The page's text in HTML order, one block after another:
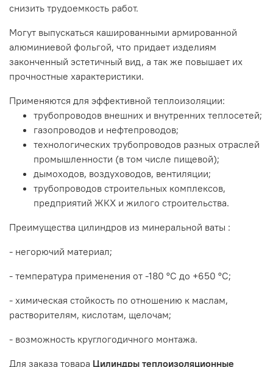
снизить трудоемкость работ.
Могут выпускаться кашированными армированной
алюминиевой фольгой, что придает изделиям
законченный эстетичный вид, а так же повышает их
прочностные характеристики.
Применяются для эффективной теплоизоляции:
трубопроводов внешних и внутренних теплосетей;
газопроводов и нефтепроводов;
технологических трубопроводов разных отраслей
промышленности (в том числе пищевой);
дымоходов, воздуховодов, вентиляции;
трубопроводов строительных комплексов,
предприятий ЖКХ и жилого строительства.
Преимущества цилиндров из минеральной ваты :
- негорючий материал;
- температура применения от -180 °С до +650 °С;
- химическая стойкость по отношению к маслам,
растворителям, кислотам, щелочам;
- возможность круглогодичного монтажа.
Для заказа товара Цилиндры теплоизоляционные